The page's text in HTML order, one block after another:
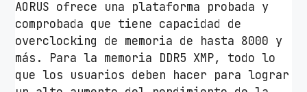
AORUS ofrece una plataforma probada y
comprobada que tiene capacidad de
overclocking de memoria de hasta 8000 y
más. Para la memoria DDR5 XMP, todo lo
que los usuarios deben hacer para lograr